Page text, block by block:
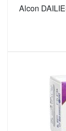
Alcon